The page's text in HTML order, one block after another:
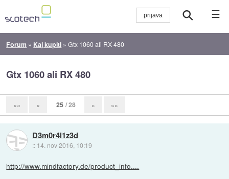
☰
Forum » Kaj kupiti »Gtx 1060 ali RX 480
Gtx 1060 ali RX 480
«« « 25 / 28 » »»
D3m0r4l1z3d
:: 14. nov 2016, 10:19
http://www.mindfactory.de/product_info....